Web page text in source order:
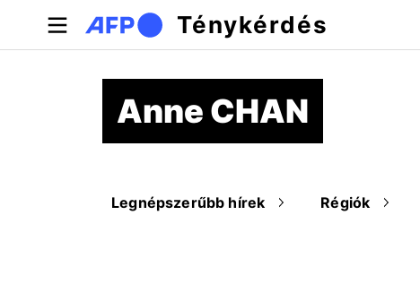
Ténykérdés
Anne CHAN
Legnépszerűbb hírek Régiók